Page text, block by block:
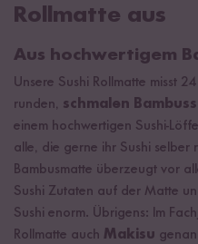
Rollmatte aus
Aus hochwertigem
Unsere Sushi Rollmatte misst
runden, schmalen
einem hochwertigen Sushi-
alle, die gerne ihr Sushi selber
Bambusmatte überzeugt vor
Sushi Zutaten auf der Matte
Sushi enorm. Übrigens: Im
Rollmatte auch Makisu